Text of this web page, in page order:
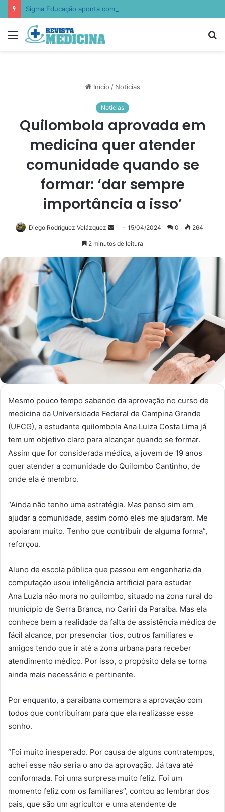
Menu
Início / Noticias
Noticias
Quilombola aprovada em
medicina quer atender
comunidade quando se
formar: ‘dar sempre
importância a isso’
Diego Rodríguez Velázquez
Mande15/04/2024 0 264
2 minutos de leitura
Mesmo pouco tempo sabendo da aprovação no curso de
medicina da Universidade Federal de Campina Grande
(UFCG), a estudante quilombola Ana Luiza Costa Lima já
tem um objetivo claro para alcançar quando se formar.
Assim que for considerada médica, a jovem de 19 anos
quer atender a comunidade do Quilombo Cantinho, de
onde ela é membro.
“Ainda não tenho uma estratégia. Mas penso sim em
ajudar a comunidade, assim como eles me ajudaram. Me
apoiaram muito. Tenho que contribuir de alguma forma”,
reforçou.
Aluno de escola pública que passou em engenharia da
computação usou inteligência artificial para estudar
Ana Luzia não mora no quilombo, situado na zona rural do
município de Serra Branca, no Cariri da Paraíba. Mas ela
conhece bem a realidade da falta de assistência médica de
fácil alcance, por presenciar tios, outros familiares e
amigos tendo que ir até a zona urbana para receber
atendimento médico. Por isso, o propósito dela se torna
ainda mais necessário e pertinente.
Por enquanto, a paraibana comemora a aprovação com
todos que contribuíram para que ela realizasse esse
sonho.
“Foi muito inesperado. Por causa de alguns contratempos,
achei esse não seria o ano da aprovação. Já tava até
conformada. Foi uma surpresa muito feliz. Foi um
momento feliz com os familiares”, contou ao lembrar dos
pais, que são um agricultor e uma atendente de